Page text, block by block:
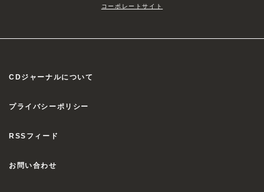
コーポレートサイト
CDジャーナルについて
プライバシーポリシー
RSSフィード
お問い合わせ